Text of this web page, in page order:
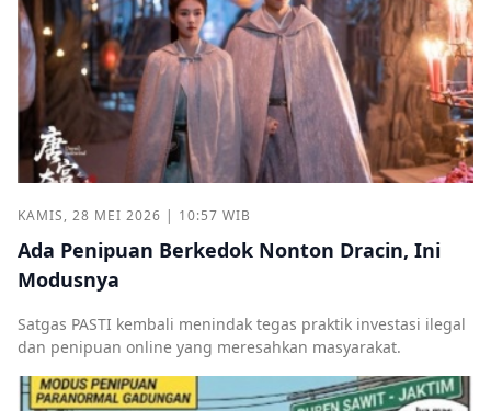
KAMIS, 28 MEI 2026 | 10:57 WIB
Ada Penipuan Berkedok Nonton Dracin, Ini
Modusnya
Satgas PASTI kembali menindak tegas praktik investasi ilegal
dan penipuan online yang meresahkan masyarakat.